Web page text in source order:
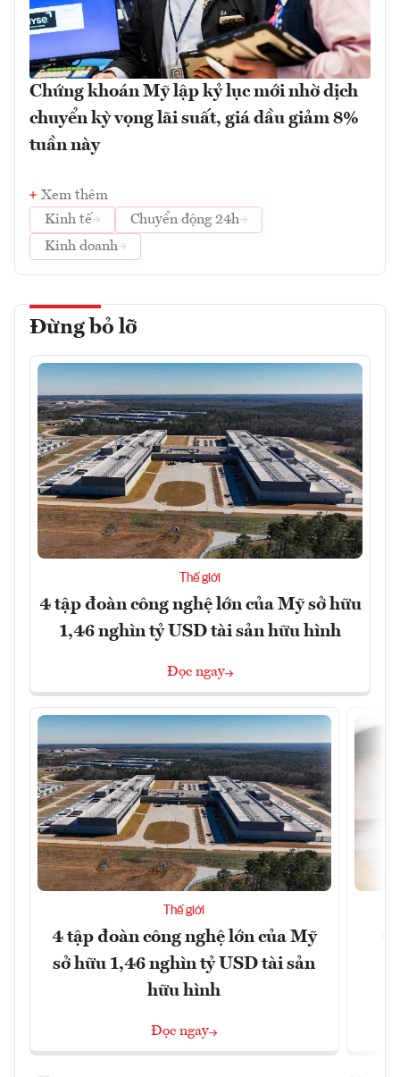
Chứng khoán Mỹ lập kỷ lục mới nhờ dịch
chuyển kỳ vọng lãi suất, giá dầu giảm 8%
tuần này
Xem thêm
Kinh tế
Chuyển động 24h
Kinh doanh
Đừng bỏ lỡ
Thế giới
4 tập đoàn công nghệ lớn của Mỹ sở hữu
1,46 nghìn tỷ USD tài sản hữu hình
Đọc ngay
Thế giới
4 tập đoàn công nghệ lớn của Mỹ
sở hữu 1,46 nghìn tỷ USD tài sản
hữu hình
Đọc ngay